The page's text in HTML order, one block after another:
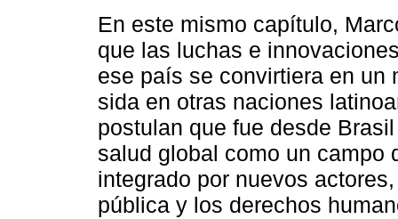
En este mismo capítulo,
que las luchas e
ese país se convirtiera en un
sida en otras naciones
postulan que fue desde
salud global como un campo
integrado por nuevos
pública y los derechos